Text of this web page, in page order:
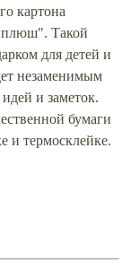
картона
плюш". Такой
для детей и
незаменимым
и заметок.
бумаги
и термосклейке.